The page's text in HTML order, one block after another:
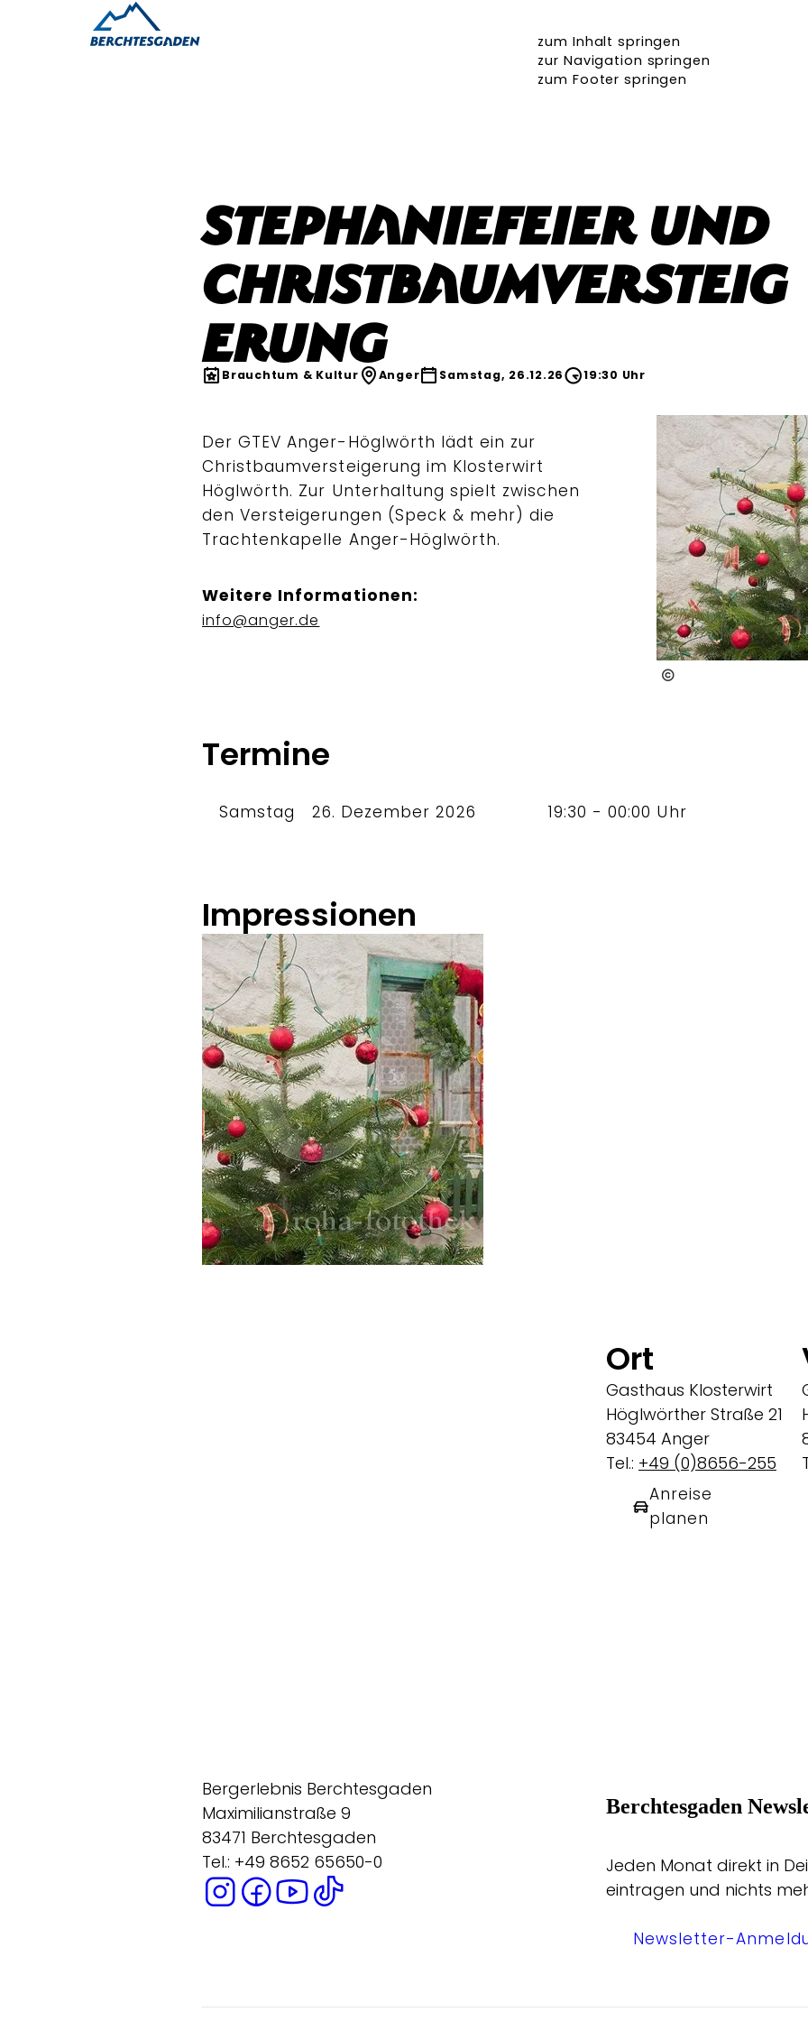
zum Inhalt springen
zur Navigation springen
zum Footer springen
Stephaniefeier und
Christbaumversteig
erung
Brauchtum & Kultur Anger Samstag, 26.12.26 19:30 Uhr
Roha-Fotothek
Der GTEV Anger-Höglwörth lädt ein zur
Christbaumversteigerung im Klosterwirt
Höglwörth. Zur Unterhaltung spielt zwischen
den Versteigerungen (Speck & mehr) die
Trachtenkapelle Anger-Höglwörth.
Weitere Informationen:
info@anger.de
Termine
Samstag 26. Dezember 2026 19:30 - 00:00 Uhr
Impressionen
Ort
Gasthaus Klosterwirt
Höglwörther Straße 21
83454 Anger
Tel.: +49 (0)8656-255
Anreise
planen
Bergerlebnis Berchtesgaden
Maximilianstraße 9
83471 Berchtesgaden
Tel.: +49 8652 65650-0
Berchtesgaden
Jeden Monat direkt in
eintragen und nichts
Newsletter-